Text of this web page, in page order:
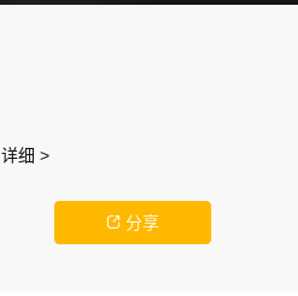
详细 >
 分享